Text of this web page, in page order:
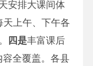
安排大课间体
天上午、下午各
四是丰富课后
容全覆盖。各县